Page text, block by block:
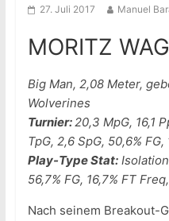
27. Juli 2017 Manuel
MORITZ
Big Man, 2,08 Meter,
Wolverines
Turnier:20,3 MpG, 16,1
TpG, 2,6 SpG, 50,6% FG,
Play-Type Stat:
56,7% FG, 16,7% FT
Nach seinem Breakout-